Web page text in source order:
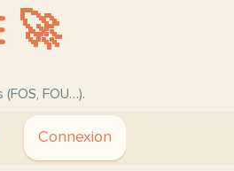
🚀
FOU…).
Connexion